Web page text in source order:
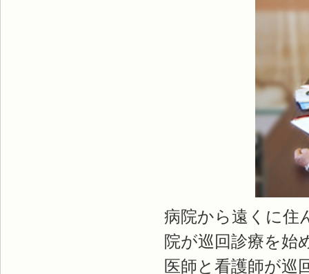
病院から遠くに住
院が巡回診療を始
医師と看護師が巡